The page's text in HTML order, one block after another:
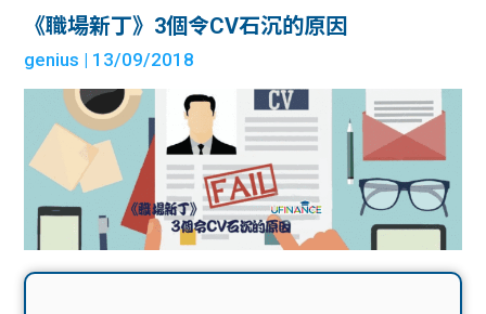
《職場新丁》3個令CV石沉的原因
genius | 13/09/2018